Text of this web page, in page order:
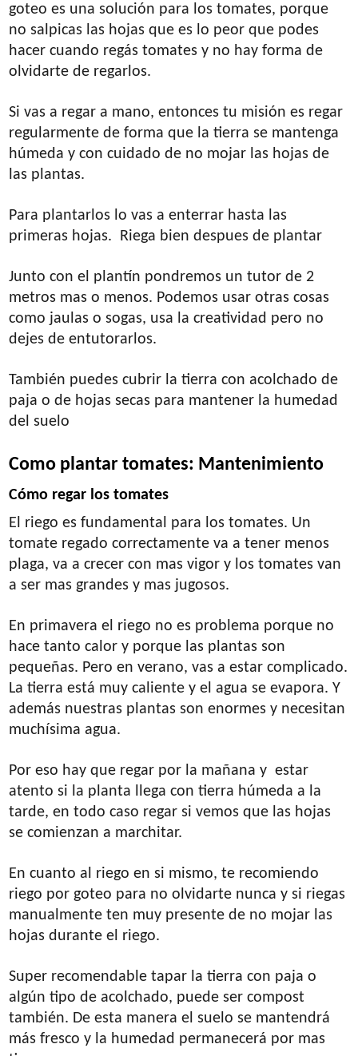
goteo es una solución para los tomates, porque
no salpicas las hojas que es lo peor que podes
hacer cuando regás tomates y no hay forma de
olvidarte de regarlos.
Si vas a regar a mano, entonces tu misión es regar
regularmente de forma que la tierra se mantenga
húmeda y con cuidado de no mojar las hojas de
las plantas.
Para plantarlos lo vas a enterrar hasta las
primeras hojas. Riega bien despues de plantar
Junto con el plantín pondremos un tutor de 2
metros mas o menos. Podemos usar otras cosas
como jaulas o sogas, usa la creatividad pero no
dejes de entutorarlos.
También puedes cubrir la tierra con acolchado de
paja o de hojas secas para mantener la humedad
del suelo
Como plantar tomates: Mantenimiento
Cómo regar los tomates
El riego es fundamental para los tomates. Un
tomate regado correctamente va a tener menos
plaga, va a crecer con mas vigor y los tomates van
a ser mas grandes y mas jugosos.
En primavera el riego no es problema porque no
hace tanto calor y porque las plantas son
pequeñas. Pero en verano, vas a estar complicado.
La tierra está muy caliente y el agua se evapora. Y
además nuestras plantas son enormes y necesitan
muchísima agua.
Por eso hay que regar por la mañana y estar
atento si la planta llega con tierra húmeda a la
tarde, en todo caso regar si vemos que las hojas
se comienzan a marchitar.
En cuanto al riego en si mismo, te recomiendo
riego por goteo para no olvidarte nunca y si riegas
manualmente ten muy presente de no mojar las
hojas durante el riego.
Super recomendable tapar la tierra con paja o
algún tipo de acolchado, puede ser compost
también. De esta manera el suelo se mantendrá
más fresco y la humedad permanecerá por mas